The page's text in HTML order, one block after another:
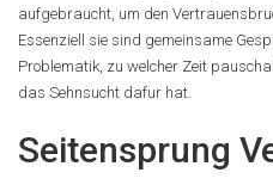
aufgebraucht, um den
Essenziell sie sind gemeinsame
Problematik, zu welcher Zeit
das Sehnsucht dafur hat.
Seitensprung